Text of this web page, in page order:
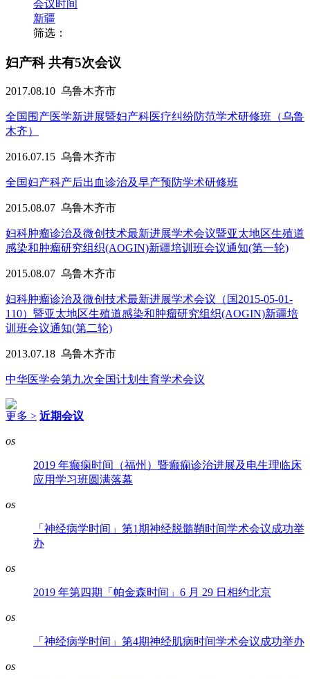
会议时间
新疆
筛选：
妇产科共有5次会议
2017.08.10 乌鲁木齐市
全国围产医学新进展暨妇产科医疗纠纷防范学术研修班（乌鲁
木齐）
2016.07.15 乌鲁木齐市
全国妇产科产后出血诊治及早产预防学术研修班
2015.08.07 乌鲁木齐市
妇科肿瘤诊治及微创技术最新进展学术会议暨亚太地区生殖道
感染和肿瘤研究组织(AOGIN)新疆培训班会议通知(第一轮)
2015.08.07 乌鲁木齐市
妇科肿瘤诊治及微创技术最新进展学术会议（国2015-05-01-
110）暨亚太地区生殖道感染和肿瘤研究组织(AOGIN)新疆培
训班会议通知(第二轮)
2013.07.18 乌鲁木齐市
中华医学会第九次全国计划生育学术会议
更多 > 近期会议
os
2019 年癫痫时间（福州）暨癫痫诊治进展及电生理临床
应用学习班圆满落幕
os
「神经病学时间」第1期神经脱髓鞘时间学术会议成功举
办
os
2019 年第四期「帕金森时间」6 月 29 日相约北京
os
「神经病学时间」第4期神经肌病时间学术会议成功举办
os